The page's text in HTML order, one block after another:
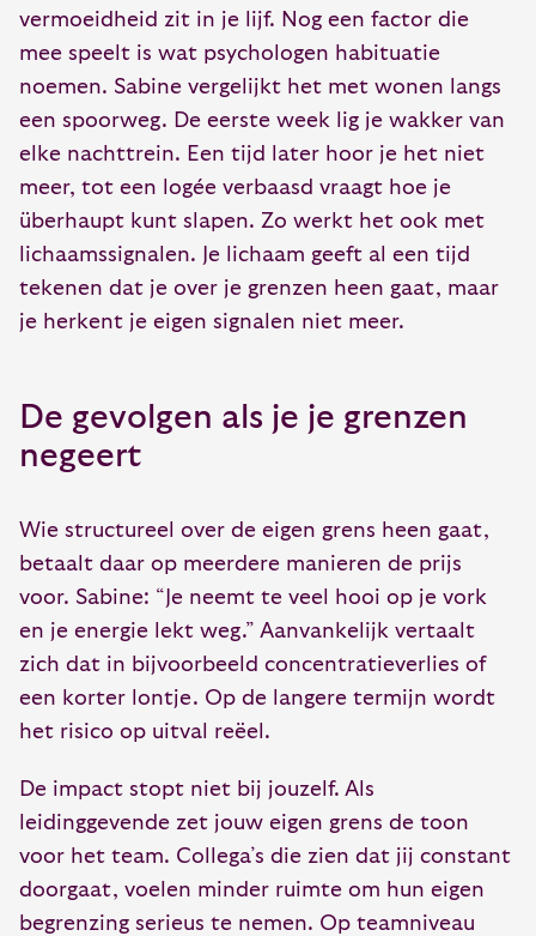
vermoeidheid zit in je lijf. Nog een factor die
mee speelt is wat psychologen habituatie
noemen. Sabine vergelijkt het met wonen langs
een spoorweg. De eerste week lig je wakker van
elke nachttrein. Een tijd later hoor je het niet
meer, tot een logée verbaasd vraagt hoe je
überhaupt kunt slapen. Zo werkt het ook met
lichaamssignalen. Je lichaam geeft al een tijd
tekenen dat je over je grenzen heen gaat, maar
je herkent je eigen signalen niet meer.
De gevolgen als je je grenzen
negeert
Wie structureel over de eigen grens heen gaat,
betaalt daar op meerdere manieren de prijs
voor. Sabine: “Je neemt te veel hooi op je vork
en je energie lekt weg.” Aanvankelijk vertaalt
zich dat in bijvoorbeeld concentratieverlies of
een korter lontje. Op de langere termijn wordt
het risico op uitval reëel.
De impact stopt niet bij jouzelf. Als
leidinggevende zet jouw eigen grens de toon
voor het team. Collega’s die zien dat jij constant
doorgaat, voelen minder ruimte om hun eigen
begrenzing serieus te nemen. Op teamniveau